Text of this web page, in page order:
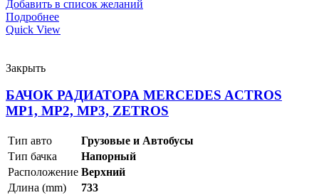
Добавить в список желаний
Подробнее
Quick View
Закрыть
БАЧОК РАДИАТОРА MERCEDES ACTROS
MP1, MP2, MP3, ZETROS
Тип авто
Грузовые и Автобусы
Тип бачка
Напорный
Расположение Верхний
Длина (mm)
733